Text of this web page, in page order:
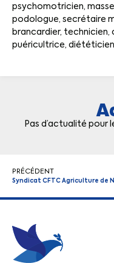
psychomotricien,
podologue, secrétaire
brancardier, technicien,
puéricultrice,
Pas d’actualité pour
PRÉCÉDENT